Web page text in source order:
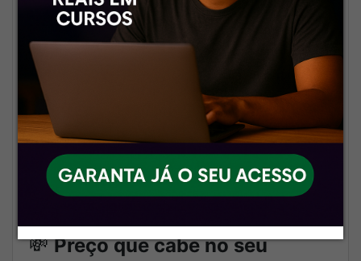
é eficiente, presente e pronto
pra resolver.
🗂️
Tudo organizado, como deve
ser
Navegação fácil, pastas bem
estruturadas e conteúdo pronto
pra você aproveitar ao máximo.
💸Preço que cabe no seu